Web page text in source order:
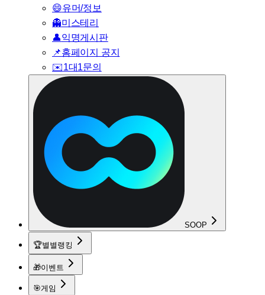
😄유머/정보
👻미스테리
👤익명게시판
📌홈페이지 공지
✉️1대1문의
SOOP
🏆별별랭킹
🎁이벤트
🎯게임